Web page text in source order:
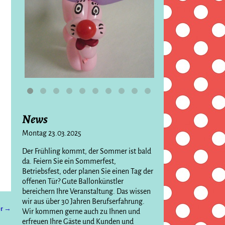
→
News
Montag 23.03.2025
Der Frühling kommt, der Sommer ist bald
da. Feiern Sie ein Sommerfest,
Betriebsfest, oder planen Sie einen Tag der
offenen Tür? Gute Ballonkünstler
bereichern Ihre Veranstaltung. Das wissen
wir aus über 30 Jahren Berufserfahrung.
Wir kommen gerne auch zu Ihnen und
erfreuen Ihre Gäste und Kunden und